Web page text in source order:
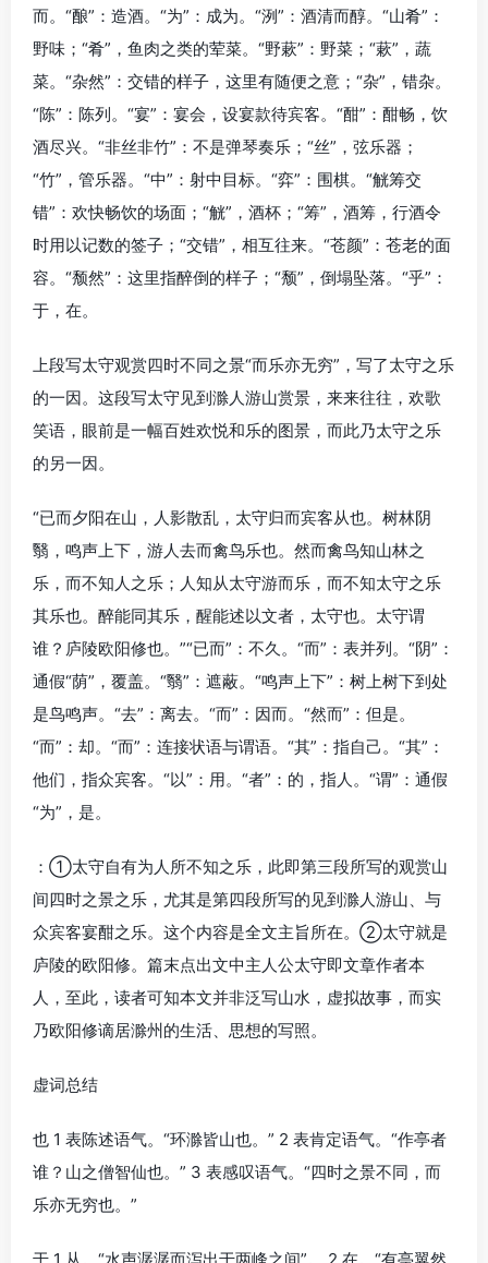
而。“酿”：造酒。“为”：成为。“洌”：酒清而醇。“山肴”：
野味；“肴”，鱼肉之类的荤菜。“野蔌”：野菜；“蔌”，蔬
菜。“杂然”：交错的样子，这里有随便之意；“杂”，错杂。
“陈”：陈列。“宴”：宴会，设宴款待宾客。“酣”：酣畅，饮
酒尽兴。“非丝非竹”：不是弹琴奏乐；“丝”，弦乐器；
“竹”，管乐器。“中”：射中目标。“弈”：围棋。“觥筹交
错”：欢快畅饮的场面；“觥”，酒杯；“筹”，酒筹，行酒令
时用以记数的签子；“交错”，相互往来。“苍颜”：苍老的面
容。“颓然”：这里指醉倒的样子；“颓”，倒塌坠落。“乎”：
于，在。
上段写太守观赏四时不同之景“而乐亦无穷”，写了太守之乐
的一因。这段写太守见到滁人游山赏景，来来往往，欢歌
笑语，眼前是一幅百姓欢悦和乐的图景，而此乃太守之乐
的另一因。
“已而夕阳在山，人影散乱，太守归而宾客从也。树林阴
翳，鸣声上下，游人去而禽鸟乐也。然而禽鸟知山林之
乐，而不知人之乐；人知从太守游而乐，而不知太守之乐
其乐也。醉能同其乐，醒能述以文者，太守也。太守谓
谁？庐陵欧阳修也。”“已而”：不久。“而”：表并列。“阴”：
通假“荫”，覆盖。“翳”：遮蔽。“鸣声上下”：树上树下到处
是鸟鸣声。“去”：离去。“而”：因而。“然而”：但是。
“而”：却。“而”：连接状语与谓语。“其”：指自己。“其”：
他们，指众宾客。“以”：用。“者”：的，指人。“谓”：通假
“为”，是。
：①太守自有为人所不知之乐，此即第三段所写的观赏山
间四时之景之乐，尤其是第四段所写的见到滁人游山、与
众宾客宴酣之乐。这个内容是全文主旨所在。②太守就是
庐陵的欧阳修。篇末点出文中主人公太守即文章作者本
人，至此，读者可知本文并非泛写山水，虚拟故事，而实
乃欧阳修谪居滁州的生活、思想的写照。
虚词总结
也 1 表陈述语气。“环滁皆山也。” 2 表肯定语气。“作亭者
谁？山之僧智仙也。” 3 表感叹语气。“四时之景不同，而
乐亦无穷也。”